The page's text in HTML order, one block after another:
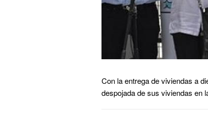
Con la entrega de viviendas a
despojada de sus viviendas en